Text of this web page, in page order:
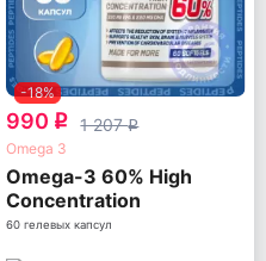
-18%
990 q 1 207q
Omega 3
Omega-3 60% High
Concentration
60 гелевых капсул